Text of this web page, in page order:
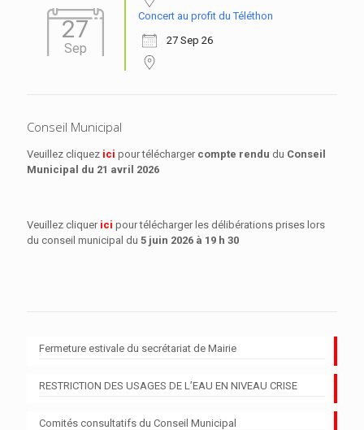
27
Sep
Concert au profit du Téléthon
27 Sep 26
Conseil Municipal
Veuillez cliquez ici pour télécharger compte rendu du Conseil
Municipal du 21 avril 2026
Veuillez cliquer ici pour télécharger les délibérations prises lors
du conseil municipal du 5 juin 2026 à 19 h 30
Fermeture estivale du secrétariat de Mairie
RESTRICTION DES USAGES DE L’EAU EN NIVEAU CRISE
Comités consultatifs du Conseil Municipal